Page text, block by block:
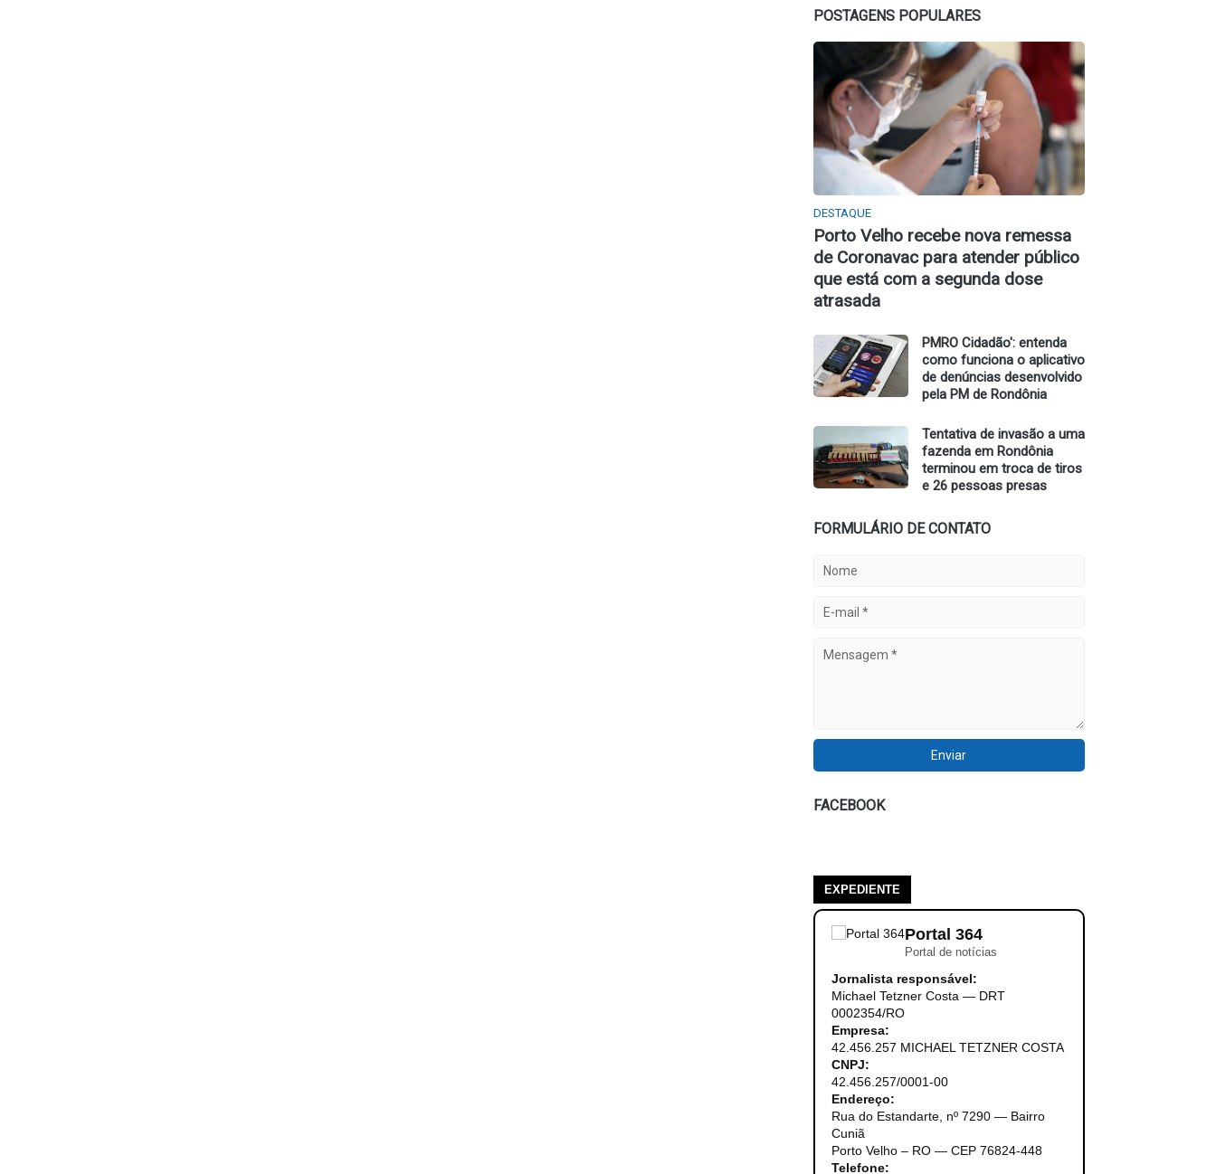
POSTAGENS POPULARES
DESTAQUE
Porto Velho recebe nova remessa
de Coronavac para atender público
que está com a segunda dose
atrasada
PMRO Cidadão': entenda
como funciona o aplicativo
de denúncias desenvolvido
pela PM de Rondônia
Tentativa de invasão a uma
fazenda em Rondônia
terminou em troca de tiros
e 26 pessoas presas
FORMULÁRIO DE CONTATO
FACEBOOK
EXPEDIENTE
Portal 364
Portal de notícias
Jornalista responsável:
Michael Tetzner Costa — DRT
0002354/RO
Empresa:
42.456.257 MICHAEL TETZNER COSTA
CNPJ:
42.456.257/0001-00
Endereço:
Rua do Estandarte, nº 7290 — Bairro
Cuniã
Porto Velho – RO — CEP 76824-448
Telefone: